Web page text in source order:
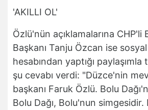
'AKILLI OL'
Özlü'nün açıklamalarına CHP'li
Başkanı Tanju Özcan ise
hesabından yaptığı
şu cevabı verdi: "Düzce'nin
başkanı Faruk Özlü. Bolu
Bolu Dağı, Bolu'nun